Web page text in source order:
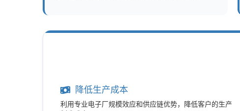
降低生产成本
利用专业电子厂规模效应和供应链优势，降低客户的生产